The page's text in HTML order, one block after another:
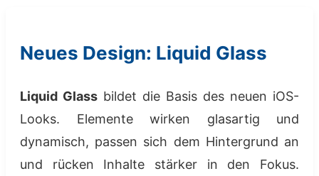
Neues Design: Liquid Glass
Liquid Glass bildet die Basis des neuen iOS-
Looks. Elemente wirken glasartig und
dynamisch, passen sich dem Hintergrund an
und rücken Inhalte stärker in den Fokus.